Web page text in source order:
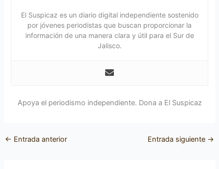
El Suspicaz es un diario digital independiente sostenido
por jóvenes periodistas que buscan proporcionar la
información de una manera clara y útil para el Sur de
Jalisco.
Apoya el periodismo independiente. Dona a El Suspicaz
← Entrada anterior Entrada siguiente →